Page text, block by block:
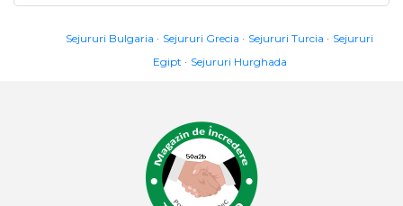
Sejururi Bulgaria Sejururi Grecia Sejururi Turcia
Sejururi
Egipt
Sejururi Hurghada